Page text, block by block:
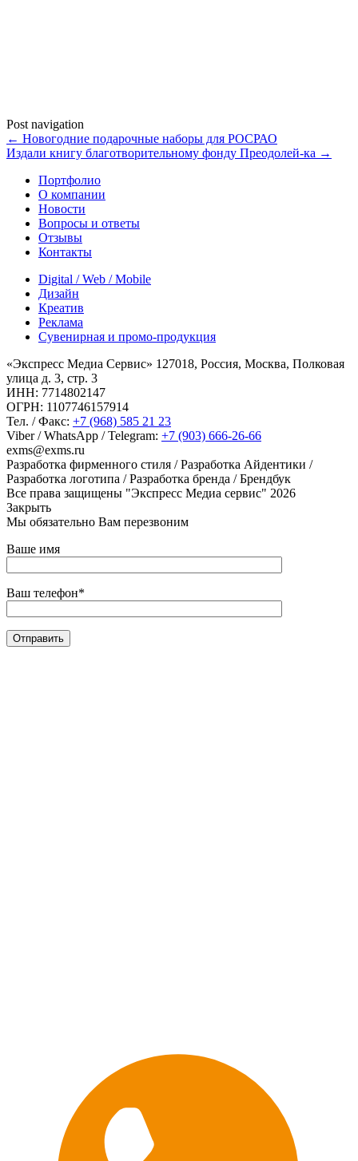
Post navigation
← Новогодние подарочные наборы для РОСРАО
Издали книгу благотворительному фонду Преодолей-ка →
Портфолио
О компании
Новости
Вопросы и ответы
Отзывы
Контакты
Digital / Web / Mobile
Дизайн
Креатив
Реклама
Сувенирная и промо-продукция
«Экспресс Медиа Сервис» 127018, Россия, Москва, Полковая
улица д. 3, стр. 3
ИНН: 7714802147
ОГРН: 1107746157914
Тел. / Факс: +7 (968) 585 21 23
Viber / WhatsApp / Telegram: +7 (903) 666-26-66
exms@exms.ru
Разработка фирменного стиля / Разработка Айдентики /
Разработка логотипа / Разработка бренда / Брендбук
Все права защищены "Экспресс Медиа сервис" 2026
Закрыть
Мы обязательно Вам перезвоним
Ваше имя
Ваш телефон*